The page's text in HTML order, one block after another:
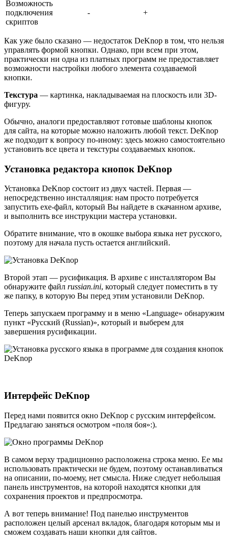
Возможность
подключения
скриптов
- +
Как уже было сказано — недостаток DeKnop в том, что нельзя
управлять формой кнопки. Однако, при всем при этом,
практически ни одна из платных программ не предоставляет
возможности настройки любого элемента создаваемой
кнопки.
Текстура — картинка, накладываемая на плоскость или 3D-
фигуру.
Обычно, аналоги предоставляют готовые шаблоны кнопок
для сайта, на которые можно наложить любой текст. DeKnop
же подходит к вопросу по-иному: здесь можно самостоятельно
установить все цвета и текстуры создаваемых кнопок.
Установка редактора кнопок DeKnop
Установка DeKnop состоит из двух частей. Первая —
непосредственно инсталляция: нам просто потребуется
запустить exe-файл, который Вы найдете в скачанном архиве,
и выполнить все инструкции мастера установки.
Обратите внимание, что в окошке выбора языка нет русского,
поэтому для начала пусть остается английский.
Второй этап — русификация. В архиве с инсталлятором Вы
обнаружите файл russian.ini, который следует поместить в ту
же папку, в которую Вы перед этим установили DeKnop.
Теперь запускаем программу и в меню «Language» обнаружим
пункт «Русский (Russian)», который и выберем для
завершения русификации.
Интерфейс DeKnop
Перед нами появится окно DeKnop с русским интерфейсом.
Предлагаю заняться осмотром «поля боя»:).
В самом верху традиционно расположена строка меню. Ее мы
использовать практически не будем, поэтому останавливаться
на описании, по-моему, нет смысла. Ниже следует небольшая
панель инструментов, на которой находятся кнопки для
сохранения проектов и предпросмотра.
А вот теперь внимание! Под панелью инструментов
расположен целый арсенал вкладок, благодаря которым мы и
сможем создавать наши кнопки для сайтов.